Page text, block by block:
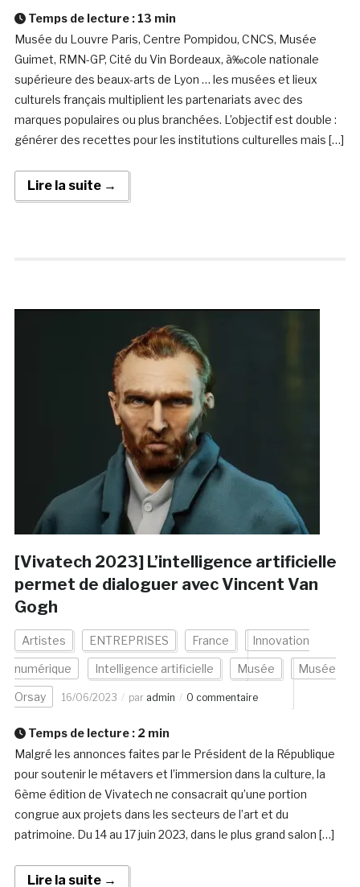
Temps de lecture : 13 min
Musée du Louvre Paris, Centre Pompidou, CNCS, Musée
Guimet, RMN-GP, Cité du Vin Bordeaux, à‰cole nationale
supérieure des beaux-arts de Lyon … les musées et lieux
culturels français multiplient les partenariats avec des
marques populaires ou plus branchées. L’objectif est double :
générer des recettes pour les institutions culturelles mais […]
Lire la suite →
[Vivatech 2023] L’intelligence artificielle
permet de dialoguer avec Vincent Van
Gogh
Artistes ENTREPRISES France Innovation
numérique Intelligence artificielle Musée Musée
Orsay 16/06/2023 par admin 0 commentaire
Temps de lecture : 2 min
Malgré les annonces faites par le Président de la République
pour soutenir le métavers et l’immersion dans la culture, la
6ème édition de Vivatech ne consacrait qu’une portion
congrue aux projets dans les secteurs de l’art et du
patrimoine. Du 14 au 17 juin 2023, dans le plus grand salon […]
Lire la suite →